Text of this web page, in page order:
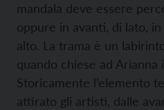
mandala deve essere
oppure in avanti, di lato,
alto. La trama è un
quando chiese ad Arianna
Storicamente l’elemento
attirato gli artisti, dalle